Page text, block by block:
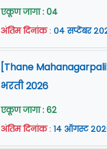
एकूण जागा : 04
अंतिम दिनांक: ०४ सप्टेंबर
[Thane
भरती 2026
एकूण जागा : 62
अंतिम दिनांक: १४ ऑगस्ट